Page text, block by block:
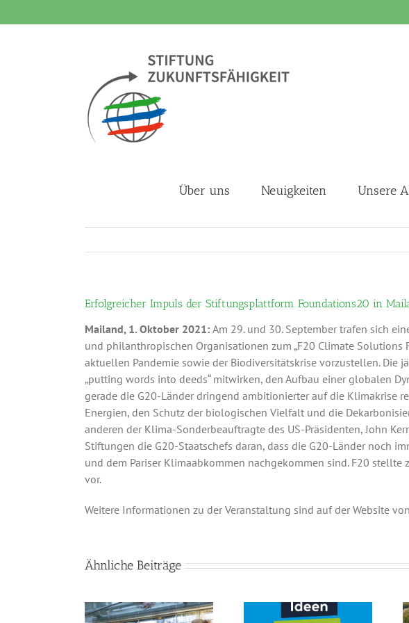
Inhalt
Über uns Neuigkeiten Unsere
Erfolgreicher Impuls der Stiftungsplattform Foundations20 in
Mailand, 1. Oktober 2021: Am 29. und 30. September trafen sich
und philanthropischen Organisationen zum „F20 Climate
aktuellen Pandemie sowie der Biodiversitätskrise vorzustellen.
„putting words into deeds“ mitwirken, den Aufbau einer globalen
gerade die G20-Länder dringend ambitionierter auf die Klimakrise
Energien, den Schutz der biologischen Vielfalt und die
anderen der Klima-Sonderbeauftragte des US-Präsidenten, John
Stiftungen die G20-Staatschefs daran, dass die G20-Länder noch
und dem Pariser Klimaabkommen nachgekommen sind. F20
vor.
Weitere Informationen zu der Veranstaltung sind auf der Website von
Ähnliche Beiträge